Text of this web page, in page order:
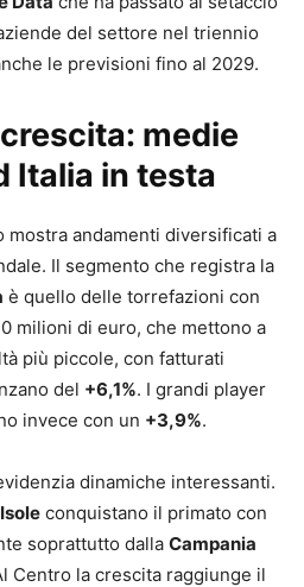
del settore nel triennio
le previsioni fino al 2029.
medie
Italia in testa
mostra andamenti diversificati a
Il segmento che registra la
è quello delle torrefazioni con
milioni di euro, che mettono a
più piccole, con fatturati
del +6,1%. I grandi player
invece con un +3,9%.
dinamiche interessanti.
conquistano il primato con
soprattutto dalla Campania
Centro la crescita raggiunge il